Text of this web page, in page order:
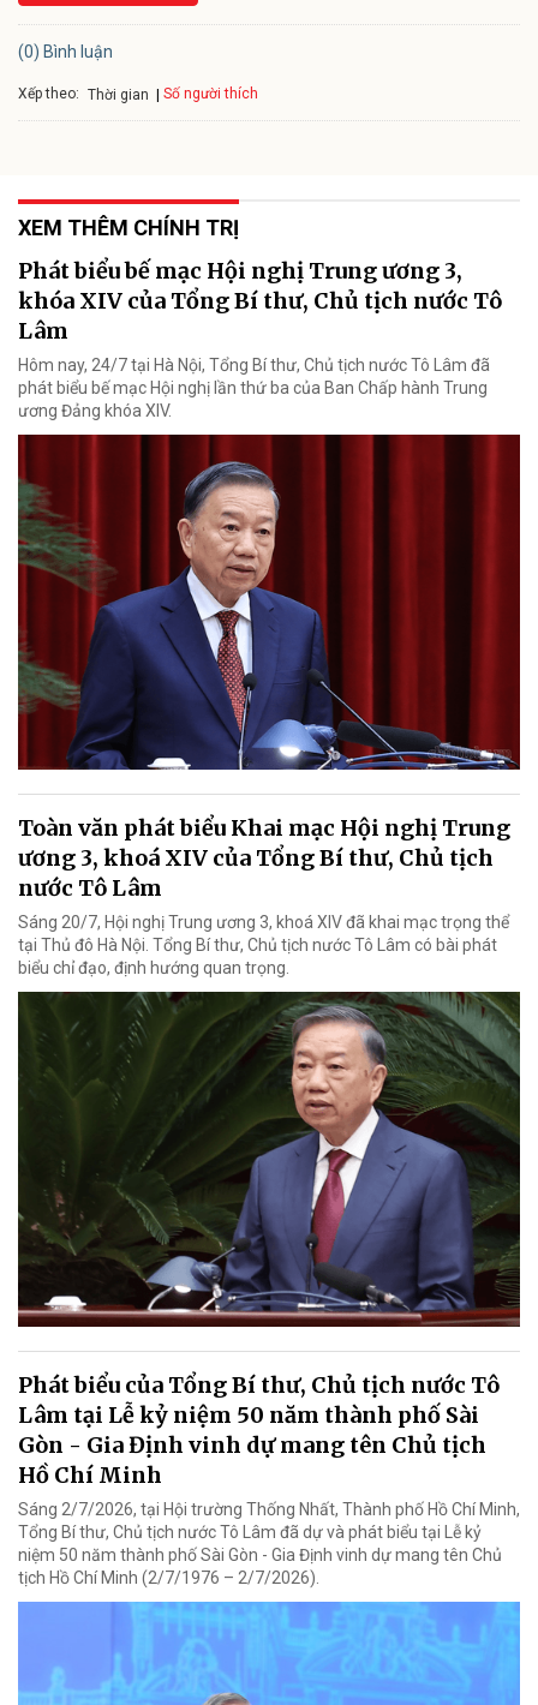
(0) Bình luận
Xếp theo: Thời gian Số người thích
XEM THÊM CHÍNH TRỊ
Phát biểu bế mạc Hội nghị Trung ương 3,
khóa XIV của Tổng Bí thư, Chủ tịch nước Tô
Lâm
Hôm nay, 24/7 tại Hà Nội, Tổng Bí thư, Chủ tịch nước Tô Lâm đã
phát biểu bế mạc Hội nghị lần thứ ba của Ban Chấp hành Trung
ương Đảng khóa XIV.
Toàn văn phát biểu Khai mạc Hội nghị Trung
ương 3, khoá XIV của Tổng Bí thư, Chủ tịch
nước Tô Lâm
Sáng 20/7, Hội nghị Trung ương 3, khoá XIV đã khai mạc trọng thể
tại Thủ đô Hà Nội. Tổng Bí thư, Chủ tịch nước Tô Lâm có bài phát
biểu chỉ đạo, định hướng quan trọng.
Phát biểu của Tổng Bí thư, Chủ tịch nước Tô
Lâm tại Lễ kỷ niệm 50 năm thành phố Sài
Gòn - Gia Định vinh dự mang tên Chủ tịch
Hồ Chí Minh
Sáng 2/7/2026, tại Hội trường Thống Nhất, Thành phố Hồ Chí Minh,
Tổng Bí thư, Chủ tịch nước Tô Lâm đã dự và phát biểu tại Lễ kỷ
niệm 50 năm thành phố Sài Gòn - Gia Định vinh dự mang tên Chủ
tịch Hồ Chí Minh (2/7/1976 – 2/7/2026).